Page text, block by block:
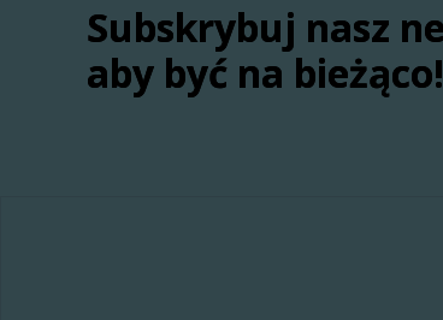
Subskrybuj nasz
aby być na bieżąco!